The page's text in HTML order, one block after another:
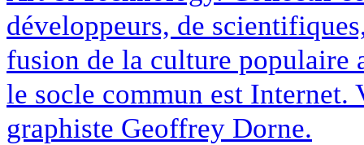
développeurs, de
fusion de la culture populaire
le socle commun est
graphiste Geoffrey Dorne.